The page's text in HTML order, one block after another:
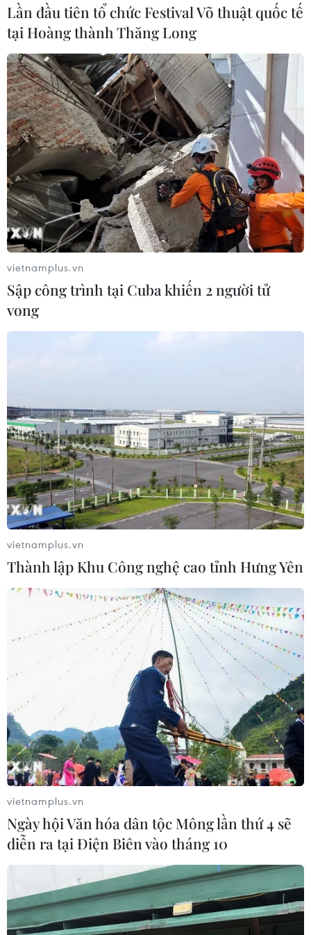
Khả năng Việt Nam rơi vào "bảng khó" tại
Vòng chung kết U23 châu Á
17/02/2022 04:01
Lễ bốc thăm, chia bảng Vòng chung kết U23 châu Á
2022 sẽ được tổ chức tại Tashkent, Uzbekistan, lúc
Lần đầu tiên tổ chức Festival Võ thuật quốc tế
tại Hoàng thành Thăng Long
vietnamplus.vn
Sập công trình tại Cuba khiến 2 người tử
vong
vietnamplus.vn
Thành lập Khu Công nghệ cao tỉnh Hưng Yên
vietnamplus.vn
Ngày hội Văn hóa dân tộc Mông lần thứ 4 sẽ
diễn ra tại Điện Biên vào tháng 10